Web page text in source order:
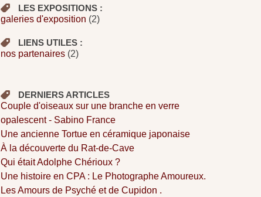
LES EXPOSITIONS :
galeries d'exposition (2)
LIENS UTILES :
nos partenaires (2)
DERNIERS ARTICLES
Couple d'oiseaux sur une branche en verre
opalescent - Sabino France
Une ancienne Tortue en céramique japonaise
À la découverte du Rat-de-Cave
Qui était Adolphe Chérioux ?
Une histoire en CPA : Le Photographe Amoureux.
Les Amours de Psyché et de Cupidon .